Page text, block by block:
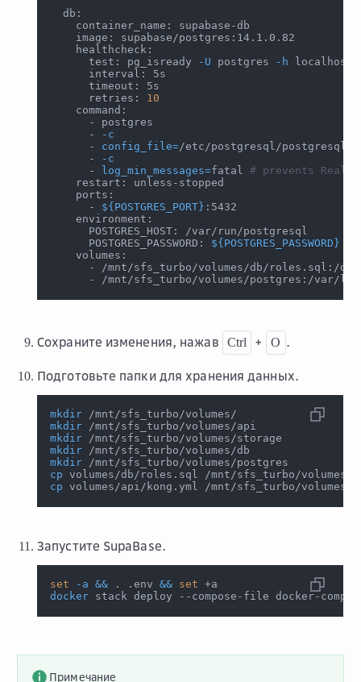
  db:
    container_name: supabase-db
    image: supabase/postgres:14.1.0.82
    healthcheck:
      test: pg_isready
-U postgres -h localhost
      interval: 5s
      timeout: 5s
      retries:
10
    command:
      - postgres
      -
-c
      -
config_file=/etc/postgresql/
      -
-c
      -
log_min_messages=fatal # prevents
    restart: unless-stopped
    ports:
      -
${POSTGRES_PORT} :5432
    environment:
      POSTGRES_HOST: /var/run/postgresql
      POSTGRES_PASSWORD:
${POSTGRES_PASSWORD}
    volumes:
- /mnt/sfs_turbo/volumes/db/roles.sql:/
- /mnt/sfs_turbo/volumes/postgres:/var/
Сохраните изменения, нажав Ctrl + O .
Подготовьте папки для хранения данных.
mkdir /mnt/sfs_turbo/volumes/
mkdir /mnt/sfs_turbo/volumes/api
mkdir /mnt/sfs_turbo/volumes/storage
mkdir /mnt/sfs_turbo/volumes/db
mkdir /mnt/sfs_turbo/volumes/postgres
cp volumes/db/roles.sql /mnt/sfs_turbo/volumes/
cp volumes/api/kong.yml /mnt/sfs_turbo/volumes/
Запустите SupaBase.
set -a && . .env && set +a
docker stack deploy --compose-file docker-
Примечание